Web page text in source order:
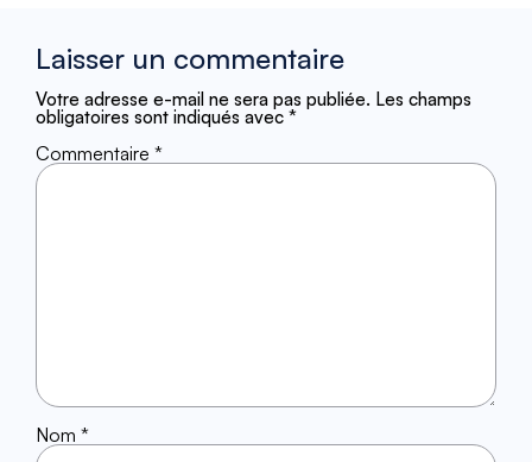
Laisser un commentaire
Votre adresse e-mail ne sera pas publiée. Les champs
obligatoires sont indiqués avec *
Commentaire *
Nom *